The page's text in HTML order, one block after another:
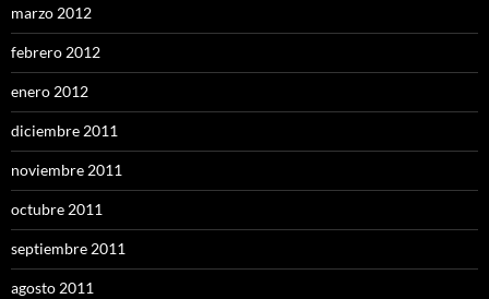
marzo 2012
febrero 2012
enero 2012
diciembre 2011
noviembre 2011
octubre 2011
septiembre 2011
agosto 2011